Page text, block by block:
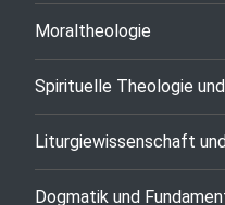
Moraltheologie
Spirituelle Theologie
Liturgiewissenschaft
Dogmatik und